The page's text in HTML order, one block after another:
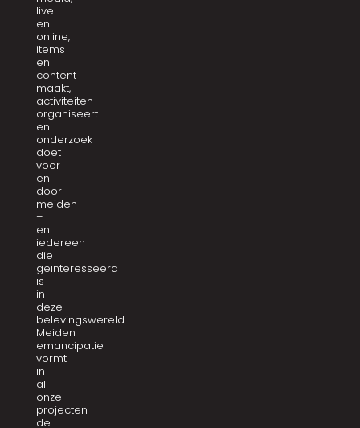
live
en
online,
items
en
content
maakt,
activiteiten
organiseert
en
onderzoek
doet
voor
en
door
meiden
–
en
iedereen
die
geïnteresseerd
is
in
deze
belevingswereld.
Meiden
emancipatie
vormt
in
al
onze
projecten
de